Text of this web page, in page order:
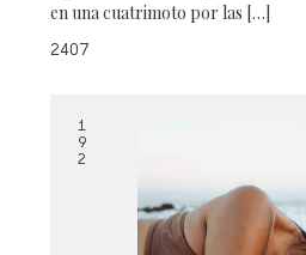
en una cuatrimoto por las […]
2407
1
9
2